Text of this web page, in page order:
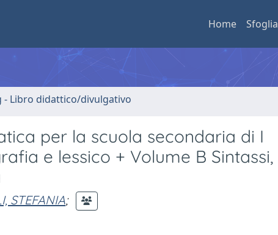
Home Sfoglia
- Libro didattico/divulgativo
per la scuola secondaria di I
e lessico + Volume B Sintassi,
STEFANIA;